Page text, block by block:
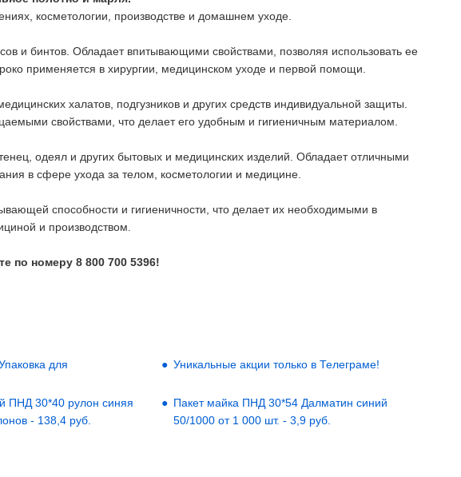
косметологии, производстве и домашнем уходе.
и бинтов. Обладает впитывающими свойствами, позволяя использовать ее
применяется в хирургии, медицинском уходе и первой помощи.
халатов, подгузников и других средств индивидуальной защиты.
свойствами, что делает его удобным и гигиеничным материалом.
одеял и других бытовых и медицинских изделий. Обладает отличными
в сфере ухода за телом, косметологии и медицине.
способности и гигиеничности, что делает их необходимыми в
и производством.
по номеру 8 800 700 5396!
для
Уникальные акции только в Телеграме!
ПНД 30*40 рулон синяя
- 138,4 руб.
Пакет майка ПНД 30*54 Далматин синий
50/1000 от 1 000 шт. - 3,9 руб.